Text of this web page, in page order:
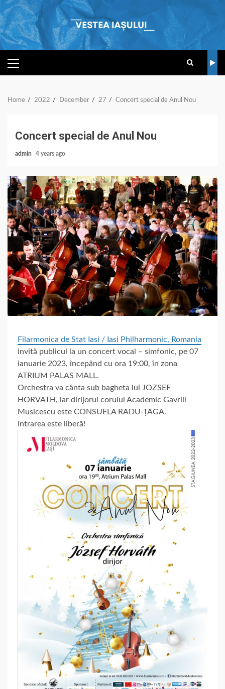
Skip
to
content
PRIMARY
MENU
Home 2022 December 27 Concert special de Anul Nou
Concert special de Anul Nou
admin 4 years ago
Filarmonica de Stat Iasi / Iasi Philharmonic, Romania
invită publicul la un concert vocal – simfonic, pe 07
ianuarie 2023, începând cu ora 19:00, în zona
ATRIUM PALAS MALL.
Orchestra va cânta sub bagheta lui JOZSEF
HORVATH, iar dirijorul corului Academic Gavriil
Musicescu este CONSUELA RADU-ȚAGA.
Intrarea este liberă!